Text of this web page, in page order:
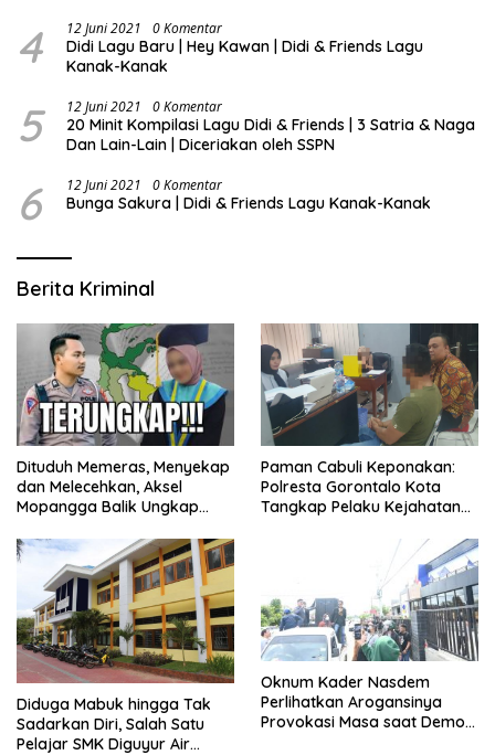
4 12 Juni 2021 0 Komentar
Didi Lagu Baru | Hey Kawan | Didi & Friends Lagu
Kanak-Kanak
5 12 Juni 2021 0 Komentar
20 Minit Kompilasi Lagu Didi & Friends | 3 Satria & Naga
Dan Lain-Lain | Diceriakan oleh SSPN
6 12 Juni 2021 0 Komentar
Bunga Sakura | Didi & Friends Lagu Kanak-Kanak
Berita Kriminal
Dituduh Memeras, Menyekap
dan Melecehkan, Aksel
Mopangga Balik Ungkap
Paman Cabuli Keponakan:
Polresta Gorontalo Kota
Tangkap Pelaku Kejahatan
Diduga Mabuk hingga Tak
Sadarkan Diri, Salah Satu
Pelajar SMK Diguyur Air
Oknum Kader Nasdem
Perlihatkan Arogansinya
Provokasi Masa saat Demo